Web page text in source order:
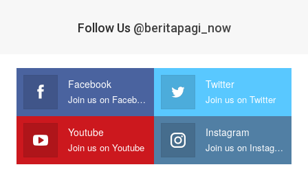
Follow Us @beritapagi_now
Facebook
Join us on Facebook
Twitter
Join us on Twitter
Youtube
Join us on Youtube
Instagram
Join us on Instagram